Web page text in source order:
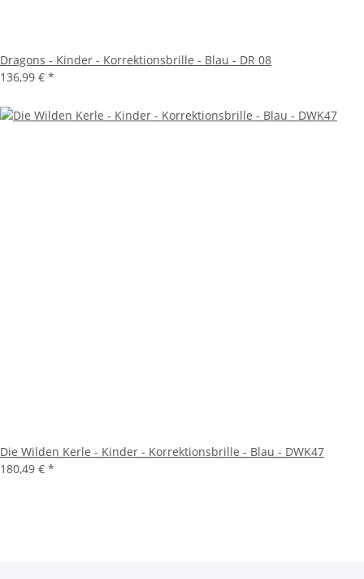
Dragons - Kinder - Korrektionsbrille - Blau - DR 08
136,99 € *
Die Wilden Kerle - Kinder - Korrektionsbrille - Blau - DWK47
180,49 € *